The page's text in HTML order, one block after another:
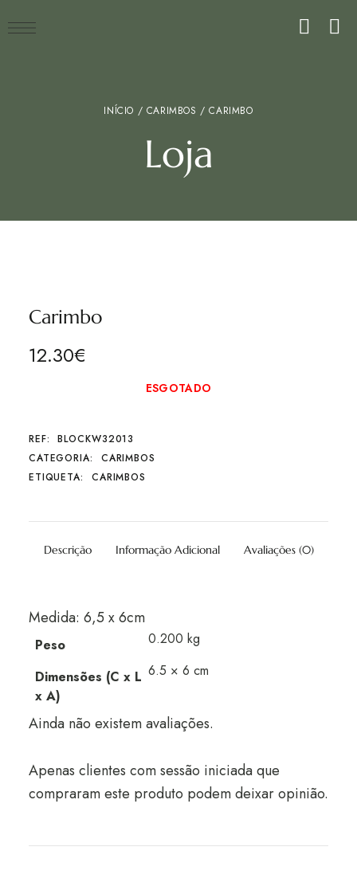
INÍCIO / CARIMBOS / CARIMBO
Loja
Carimbo
12.30€
ESGOTADO
REF:
BLOCKW32013
CATEGORIA:
CARIMBOS
ETIQUETA:
CARIMBOS
Descrição Informação Adicional Avaliações (0)
Medida: 6,5 x 6cm
Peso 0.200 kg
Dimensões (C x L
x A)
6.5 × 6 cm
Ainda não existem avaliações.
Apenas clientes com sessão iniciada que
compraram este produto podem deixar opinião.